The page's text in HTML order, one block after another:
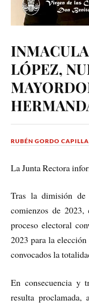
LÓPEZ,
RUBÉN GORDO CAPILLA
La Junta Rectora
Tras la dimisión de
comienzos de
proceso electoral
2023 para la
convocados la
En consecuencia y
resulta